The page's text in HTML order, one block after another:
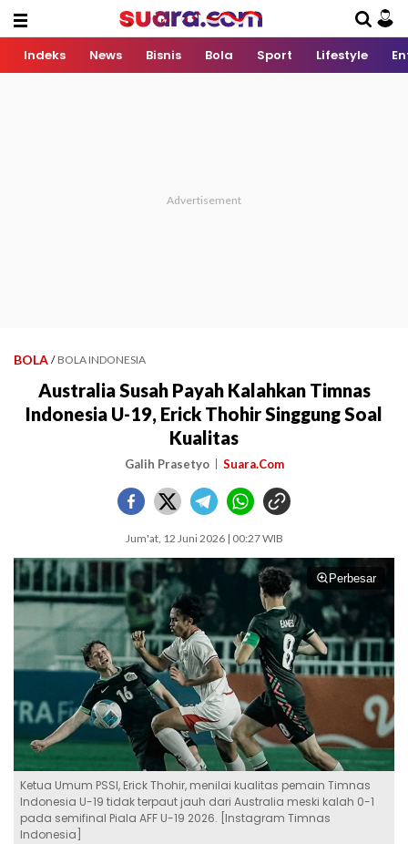
Indeks News Bisnis Bola Sport Lifestyle
BOLA / BOLA INDONESIA
Australia Susah Payah Kalahkan Timnas
Indonesia U-19, Erick Thohir Singgung Soal
Kualitas
Galih Prasetyo Suara.Com
Jum'at, 12 Juni 2026 | 00:27 WIB
Perbesar
Ketua Umum PSSI, Erick Thohir, menilai kualitas pemain Timnas
Indonesia U-19 tidak terpaut jauh dari Australia meski kalah 0-1
pada semifinal Piala AFF U-19 2026. [Instagram Timnas
Indonesia]